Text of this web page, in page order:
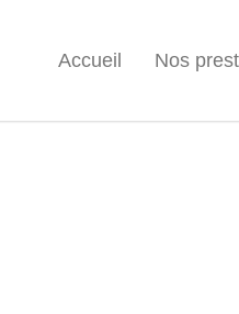
Accueil Nos